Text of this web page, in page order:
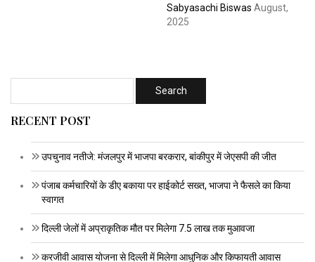
Sabyasachi Biswas August,
2025
RECENT POST
उपचुनाव नतीजे: मंजलपुर में भाजपा बरकरार, बांकीपुर में जेएसपी की जीत
पंजाब कर्मचारियों के डीए बकाया पर हाईकोर्ट सख्त, भाजपा ने फैसले का किया
स्वागत
दिल्ली जेलों में अप्राकृतिक मौत पर मिलेगा 7.5 लाख तक मुआवजा
करजीवी आवास योजना से दिल्ली में मिलेगा आधुनिक और किफायती आवास